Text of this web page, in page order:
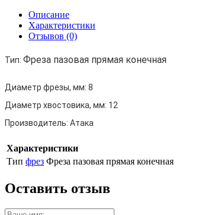
Описание
Характеристики
Отзывов (0)
Тип: Фреза пазовая прямая конечная
Диаметр фрезы, мм: 8
Диаметр хвостовика, мм: 12
Производитель: Атака
Характеристики
Тип фрез Фреза пазовая прямая конечная
Оставить отзыв